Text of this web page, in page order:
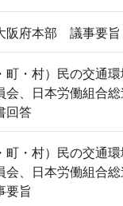
阪府本部 議事要旨
町・村）民の交通
会、日本労働組合
回答
町・村）民の交通
会、日本労働組合
要旨